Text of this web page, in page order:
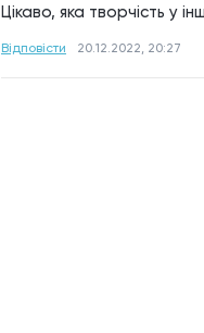
Цікаво, яка творчість у
Відповісти 20.12.2022, 20:27